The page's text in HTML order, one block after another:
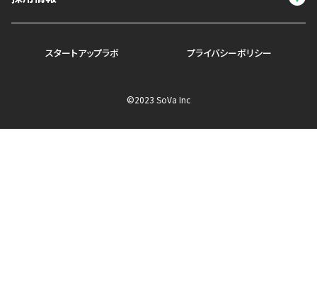
スタートアップラボ プライバシーポリシー
©2023 SoVa Inc